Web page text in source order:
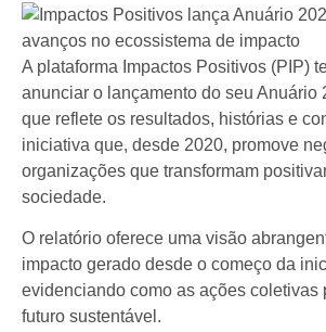
A plataforma Impactos Positivos (PIP)
anunciar o lançamento do seu Anuário
que reflete os resultados, histórias e
iniciativa que, desde 2020, promove
organizações que transformam
sociedade.
O relatório oferece uma visão
impacto gerado desde o começo da
evidenciando como as ações coletivas
futuro sustentável.